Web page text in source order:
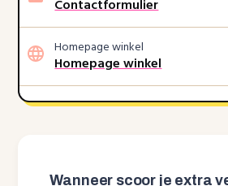
Contactformulier
Homepage winkel
Homepage winkel
Wanneer scoor je extra